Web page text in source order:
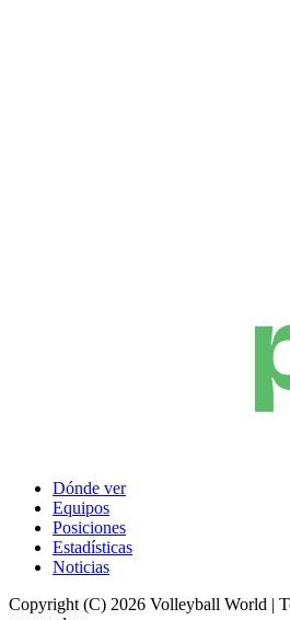
Dónde ver
Equipos
Posiciones
Estadísticas
Noticias
Copyright (C) 2026 Volleyball World |